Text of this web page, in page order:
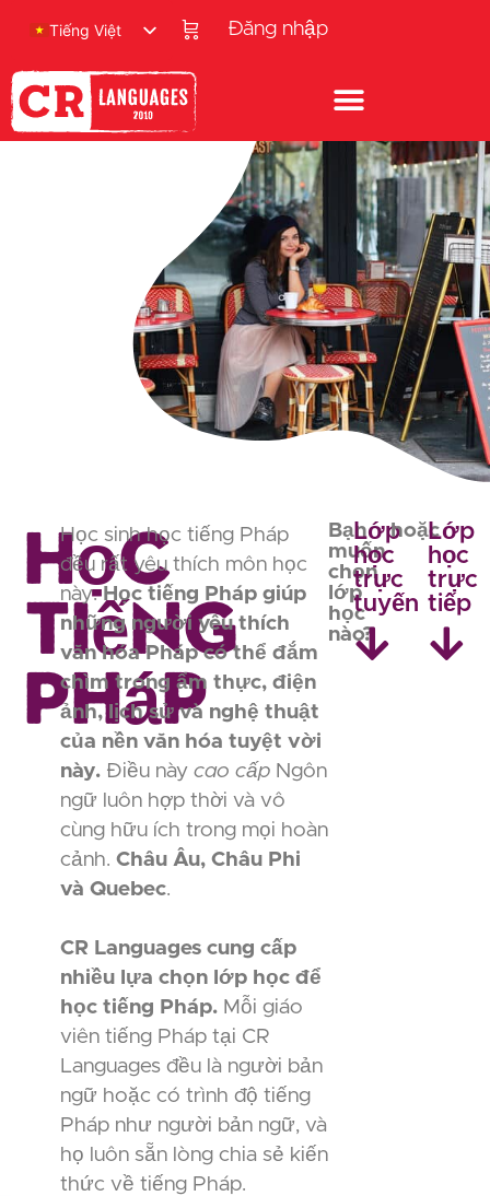
Đăng nhập
Tiếng Việt
Học
Tiếng
Pháp
Học sinh học tiếng Pháp
đều rất yêu thích môn học
này. Học tiếng Pháp giúp
những người yêu thích
văn hóa Pháp có thể đắm
chìm trong ẩm thực, điện
ảnh, lịch sử và nghệ thuật
của nền văn hóa tuyệt vời
này.Điều này cao cấpNgôn
ngữ luôn hợp thời và vô
cùng hữu ích trong mọi hoàn
cảnh. Châu Âu, Châu Phi
và Quebec.
CR Languages cung cấp
nhiều lựa chọn lớp học để
học tiếng Pháp. Mỗi giáo
viên tiếng Pháp tại CR
Languages đều là người bản
ngữ hoặc có trình độ tiếng
Pháp như người bản ngữ, và
họ luôn sẵn lòng chia sẻ kiến
thức về tiếng Pháp.
Bạn
muốn
chọn
lớp
học
nào?
Lớp
học
trực
tuyến
hoặcLớp
học
trực
tiếp